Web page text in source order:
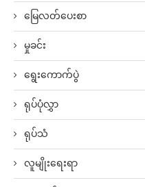
မြေလတ်ပေးစာ
မှုခင်း
ရွေးကောက်ပွဲ
ရုပ်ပုံလွှာ
ရုပ်သံ
လူမျိုးရေးရာ